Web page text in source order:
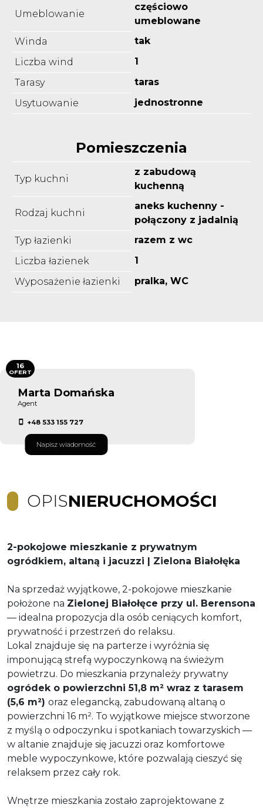
Umeblowanie
częściowo
umeblowane
Winda
tak
Liczba wind
1
Tarasy
taras
Usytuowanie
jednostronne
Pomieszczenia
Typ kuchni
z zabudową
kuchenną
Rodzaj kuchni
aneks kuchenny -
połączony z jadalnią
Typ łazienki
razem z wc
Liczba łazienek
1
Wyposażenie łazienki
pralka, WC
Marta Domańska
Agent
+48 533 155 727
Napisz wiadomość
16
OFERT
OPISNIERUCHOMOŚCI
2-pokojowe mieszkanie z prywatnym
ogródkiem, altaną i jacuzzi | Zielona Białołęka
Na sprzedaż wyjątkowe, 2-pokojowe mieszkanie
położone na Zielonej Białołęce przy ul. Berensona
— idealna propozycja dla osób ceniących komfort,
prywatność i przestrzeń do relaksu.
Lokal znajduje się na parterze i wyróżnia się
imponującą strefą wypoczynkową na świeżym
powietrzu. Do mieszkania przynależy prywatny
ogródek o powierzchni 51,8 m² wraz z tarasem
(5,6 m²) oraz elegancką, zabudowaną altaną o
powierzchni 16 m². To wyjątkowe miejsce stworzone
z myślą o odpoczynku i spotkaniach towarzyskich —
w altanie znajduje się jacuzzi oraz komfortowe
meble wypoczynkowe, które pozwalają cieszyć się
relaksem przez cały rok.
Wnętrze mieszkania zostało zaprojektowane z